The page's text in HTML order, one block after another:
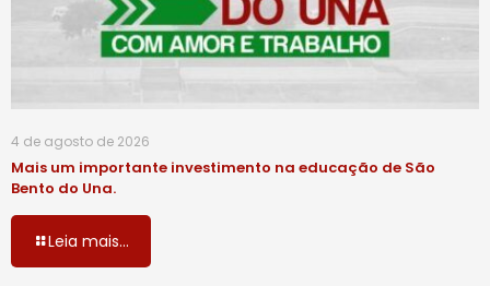
4 de agosto de 2026
Mais um importante investimento na educação de São
Bento do Una.
Leia mais...